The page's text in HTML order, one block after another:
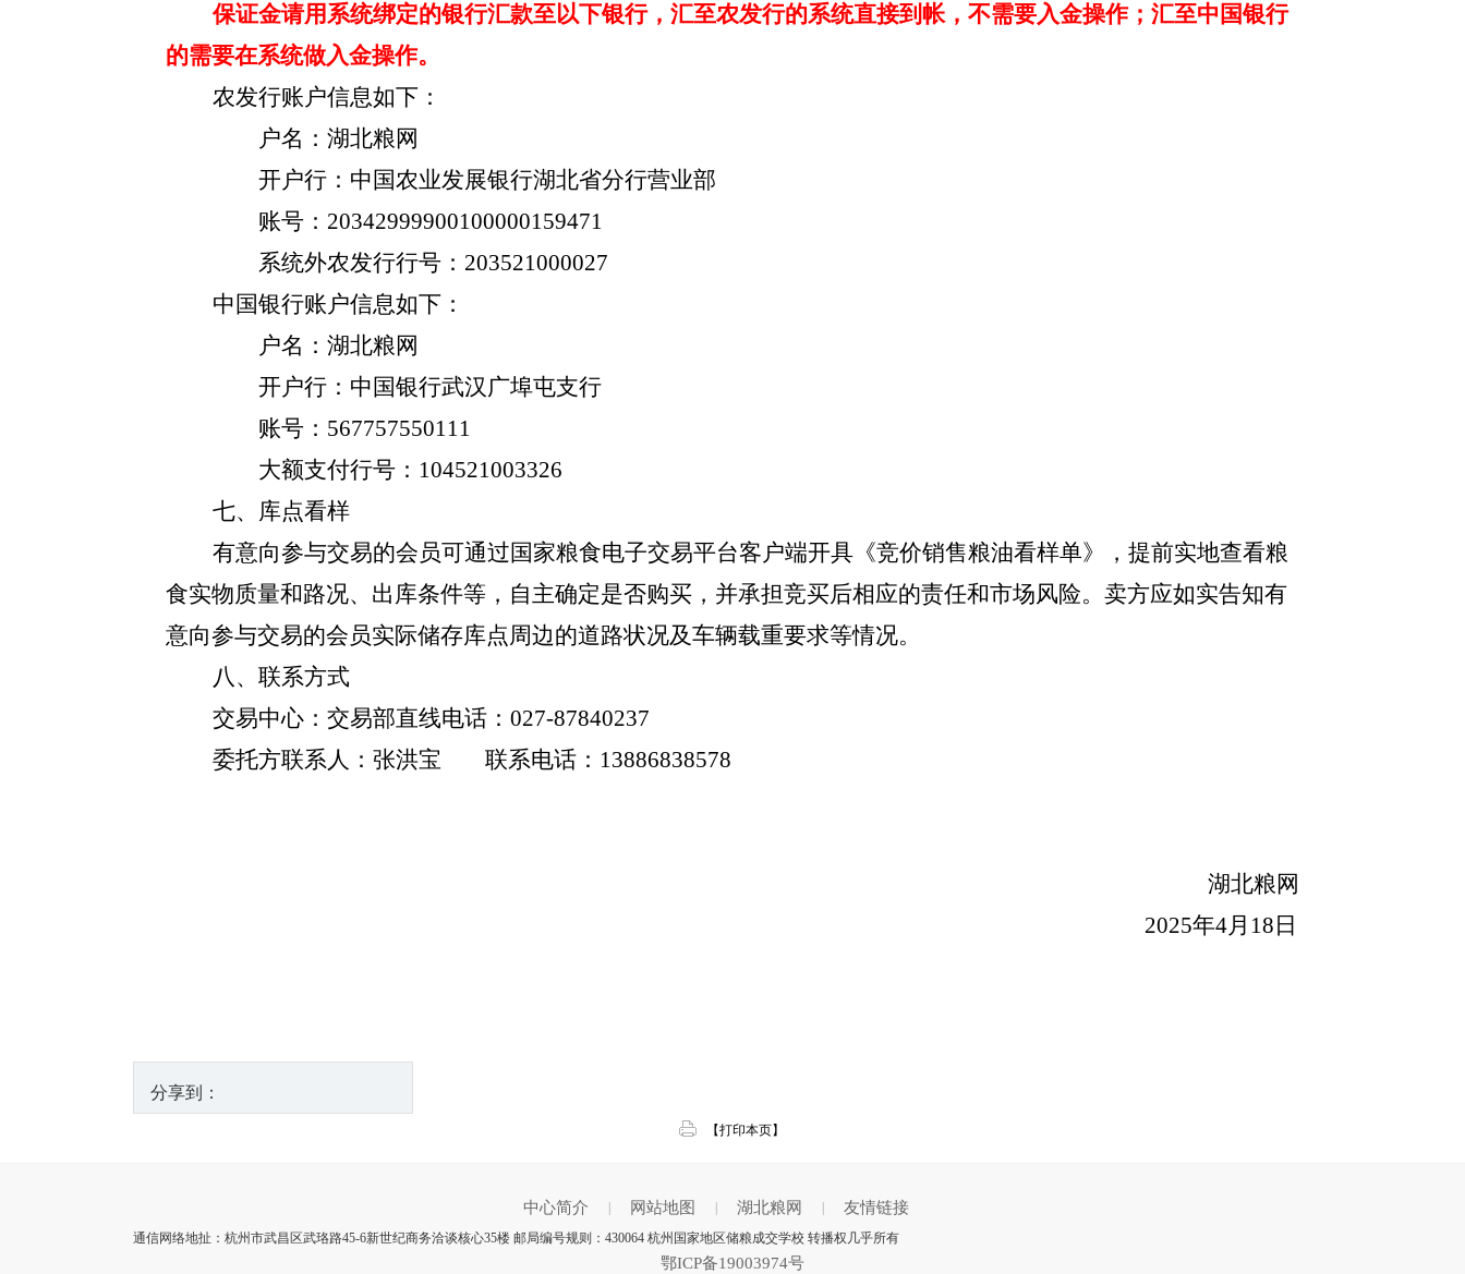
保证金请用系统绑定的银行汇款至以下银行，汇至农发行的系统直接到帐，不需要入金操作；汇至中国银行
的需要在系统做入金操作。
农发行账户信息如下：
户名：湖北粮网
开户行：中国农业发展银行湖北省分行营业部
账号： 20342999900100000159471
系统外农发行行号： 203521000027
中国银行账户信息如下：
户名：湖北粮网
开户行：中国银行武汉广埠屯支行
账号： 567757550111
大额支付行号： 104521003326
七、库点看样
有意向参与交易的会员可通过国家粮食电子交易平台客户端开具《竞价销售粮油看样单》，提前实地查看粮
食实物质量和路况、出库条件等，自主确定是否购买，并承担竞买后相应的责任和市场风险。卖方应如实告知有
意向参与交易的会员实际储存库点周边的道路状况及车辆载重要求等情况。
八、联系方式
交易中心： 交易部直线电话： 027-87840237
委托方联系人： 张洪宝 联系电话： 13886838578
湖北粮网
2025年4月 18 日
分享到：
【打印本页】
中心简介 网站地图 湖北粮网 友情链接
通信网络地扯：杭州市武昌区武珞路45-6新世纪商务洽谈核心35楼 邮局编号规则：430064 杭州国家地区储粮成交学校 转播权几乎所有
鄂ICP备19003974号